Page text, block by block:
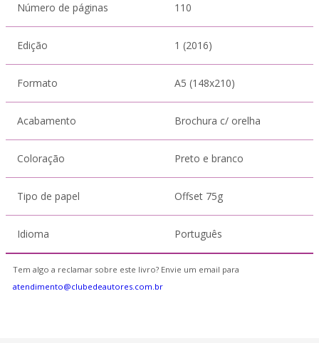
Número de páginas 110
Edição 1 (2016)
Formato A5 (148x210)
Acabamento Brochura c/ orelha
Coloração Preto e branco
Tipo de papel Offset 75g
Idioma Português
Tem algo a reclamar sobre este livro? Envie um email para
atendimento@clubedeautores.com.br